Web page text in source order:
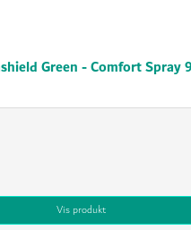
Green - Comfort Spray
Vis produkt